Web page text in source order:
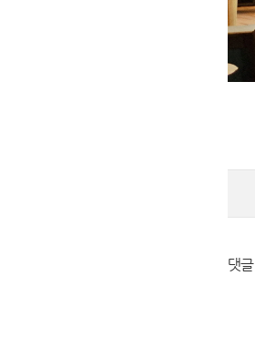
댓